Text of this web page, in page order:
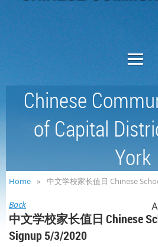
Chinese
of Capital
York
Home 中文学校家长值日 Chinese
Back
中文学校家长值日 Chinese
Signup 5/3/2020